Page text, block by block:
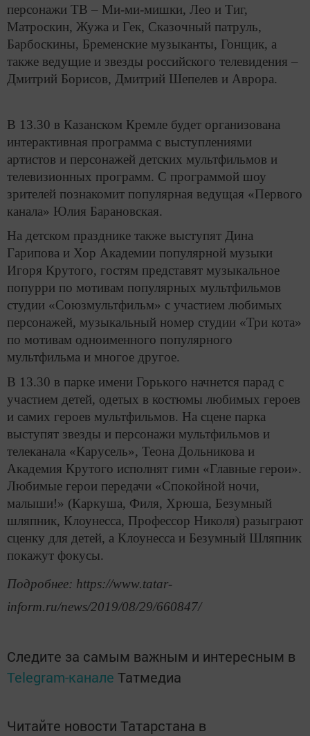
персонажи ТВ – Ми-ми-мишки, Лео и Тиг,
Матроскин, Жужа и Гек, Сказочный патруль,
Барбоскины, Бременские музыканты, Гонщик, а
также ведущие и звезды российского телевидения –
Дмитрий Борисов, Дмитрий Шепелев и Аврора.
В 13.30 в Казанском Кремле будет организована
интерактивная программа с выступлениями
артистов и персонажей детских мультфильмов и
телевизионных программ. С программой шоу
зрителей познакомит популярная ведущая «Первого
канала» Юлия Барановская.
На детском празднике также выступят Дина
Гарипова и Хор Академии популярной музыки
Игоря Крутого, гостям представят музыкальное
попурри по мотивам популярных мультфильмов
студии «Союзмультфильм» с участием любимых
персонажей, музыкальный номер студии «Три кота»
по мотивам одноименного популярного
мультфильма и многое другое.
В 13.30 в парке имени Горького начнется парад с
участием детей, одетых в костюмы любимых героев
и самих героев мультфильмов. На сцене парка
выступят звезды и персонажи мультфильмов и
телеканала «Карусель», Теона Дольникова и
Академия Крутого исполнят гимн «Главные герои».
Любимые герои передачи «Спокойной ночи,
малыши!» (Каркуша, Филя, Хрюша, Безумный
шляпник, Клоунесса, Профессор Николя) разыграют
сценку для детей, а Клоунесса и Безумный Шляпник
покажут фокусы.
Подробнее: https://www.tatar-
inform.ru/news/2019/08/29/660847/
Следите за самым важным и интересным в
Telegram-канале Татмедиа
Читайте новости Татарстана в